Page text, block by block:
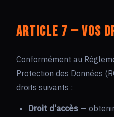
Article 7 — Vos
Conformément au
Protection des Données
droits suivants :
Droit d'accès —